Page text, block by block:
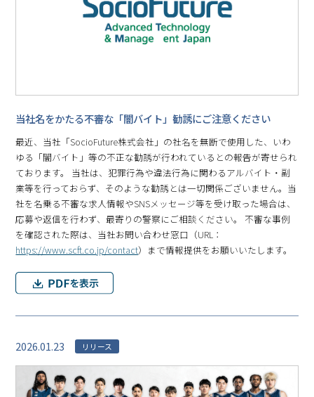
当社名をかたる不審な「闇バイト」勧誘にご注意ください
最近、当社「SocioFuture株式会社」の社名を無断で使用した、いわ
ゆる「闇バイト」等の不正な勧誘が行われているとの報告が寄せられ
ております。 当社は、犯罪行為や違法行為に関わるアルバイト・副
業等を行っておらず、そのような勧誘とは一切関係ございません。当
社を名乗る不審な求人情報やSNSメッセージ等を受け取った場合は、
応募や返信を行わず、最寄りの警察にご相談ください。 不審な事例
を確認された際は、当社お問い合わせ窓口（URL：
https://www.scft.co.jp/contact）まで情報提供をお願いいたします。
2026.01.23 リリース